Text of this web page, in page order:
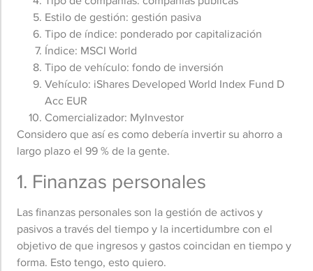
Estilo de gestión: gestión pasiva
Tipo de índice: ponderado por capitalización
Índice: MSCI World
Tipo de vehículo: fondo de inversión
Vehículo: iShares Developed World Index Fund D
Acc EUR
Comercializador: MyInvestor
Considero que así es como debería invertir su ahorro a
largo plazo el 99 % de la gente.
1. Finanzas personales
Las finanzas personales son la gestión de activos y
pasivos a través del tiempo y la incertidumbre con el
objetivo de que ingresos y gastos coincidan en tiempo y
forma. Esto tengo, esto quiero.